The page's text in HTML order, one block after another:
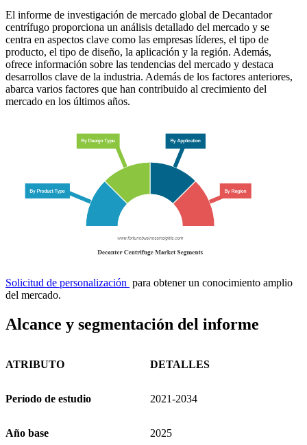
El informe de investigación de mercado global de Decantador
centrífugo proporciona un análisis detallado del mercado y se
centra en aspectos clave como las empresas líderes, el tipo de
producto, el tipo de diseño, la aplicación y la región. Además,
ofrece información sobre las tendencias del mercado y destaca
desarrollos clave de la industria. Además de los factores anteriores,
abarca varios factores que han contribuido al crecimiento del
mercado en los últimos años.
Solicitud de personalización para obtener un conocimiento amplio
del mercado.
Alcance y segmentación del informe
ATRIBUTO DETALLES
Período de estudio 2021-2034
Año base 2025